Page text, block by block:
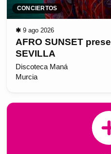
CONCIERTOS
✱ 9 ago 2026
AFRO SUNSET
SEVILLA
Discoteca Maná
Murcia